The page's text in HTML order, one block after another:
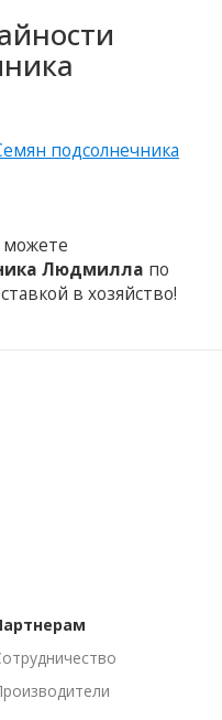
Людмилла по
в хозяйство!